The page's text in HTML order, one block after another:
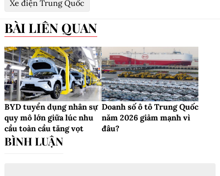
Xe điện Trung Quốc
BÀI LIÊN QUAN
BYD tuyển dụng nhân sự
quy mô lớn giữa lúc nhu
cầu toàn cầu tăng vọt
Doanh số ô tô Trung Quốc
năm 2026 giảm mạnh vì
đâu?